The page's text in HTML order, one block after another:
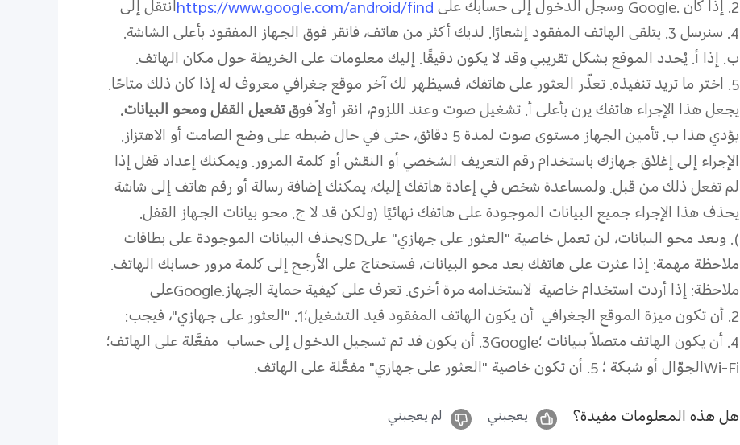
انتقل إلىhttps://www.google.com/android/findوسجل الدخول إلى حسابك على Google.2. إذا كان
لديك أكثر من هاتف، فانقر فوق الجهاز المفقود بأعلى الشاشة.
3. يتلقى الهاتف المفقود إشعارًا.4. سنرسل
إليك معلومات على الخريطة حول مكان الهاتف.أ. يُحدد الموقع بشكل تقريبي وقد لا يكون دقيقًا.ب. إذا
تعذّر العثور على هاتفك، فسيظهر لك آخر موقع جغرافي معروف له إذا كان ذلك متاحًا.5. اختر ما تريد تنفيذه.
وعند اللزوم، انقر أولاً فوق تفعيل القفل ومحو البيانات. أ. تشغيل صوتيجعل هذا الإجراء هاتفك يرن بأعلى
مستوى صوت لمدة 5 دقائق، حتى في حال ضبطه على وضع الصامت أو الاهتزاز.ب. تأمين الجهاز يؤدي هذا
الإجراء إلى إغلاق جهازك باستخدام رقم التعريف الشخصي أو النقش أو كلمة المرور. ويمكنك إعداد قفل إذا
لم تفعل ذلك من قبل. ولمساعدة شخص في إعادة هاتفك إليك، يمكنك إضافة رسالة أو رقم هاتف إلى شاشة
القفل. ج. محو بيانات الجهازيحذف هذا الإجراء جميع البيانات الموجودة على هاتفك نهائيًا (ولكن قد لا
يحذف البيانات الموجودة على بطاقاتSD). وبعد محو البيانات، لن تعمل خاصية "العثور على جهازي" على
الهاتف. ملاحظة مهمة: إذا عثرت على هاتفك بعد محو البيانات، فستحتاج على الأرجح إلى كلمة مرور حسابك
علىGoogleلاستخدامه مرة أخرى. تعرف على كيفية حماية الجهاز. ملاحظة: إذا أردت استخدام خاصية
"العثور على جهازي"، فيجب: 1.أن يكون الهاتف المفقود قيد التشغيل؛ 2. أن تكون ميزة الموقع الجغرافي
مفعَّلة على الهاتف؛
3. أن يكون قد تم تسجيل الدخول إلى حسابGoogle؛ 4. أن يكون الهاتف متصلاً ببيانات
الجوّال أو شبكةWi-Fi ؛5. أن تكون خاصية "العثور على جهازي" مفعَّلة على الهاتف.
هل هذه المعلومات مفيدة؟
يعجبني لم يعجبني